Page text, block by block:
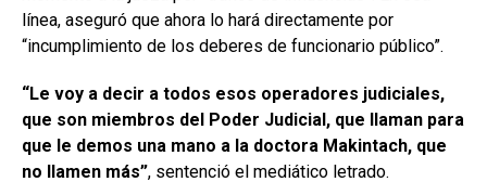
línea, aseguró que ahora lo hará directamente por
“incumplimiento de los deberes de funcionario público”.
“Le voy a decir a todos esos operadores judiciales,
que son miembros del Poder Judicial, que llaman para
que le demos una mano a la doctora Makintach, que
no llamen más”, sentenció el mediático letrado.